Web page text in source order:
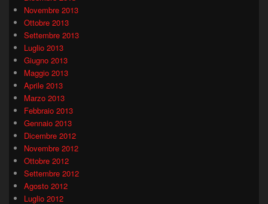
Novembre 2013
Ottobre 2013
Settembre 2013
Luglio 2013
Giugno 2013
Maggio 2013
Aprile 2013
Marzo 2013
Febbraio 2013
Gennaio 2013
Dicembre 2012
Novembre 2012
Ottobre 2012
Settembre 2012
Agosto 2012
Luglio 2012